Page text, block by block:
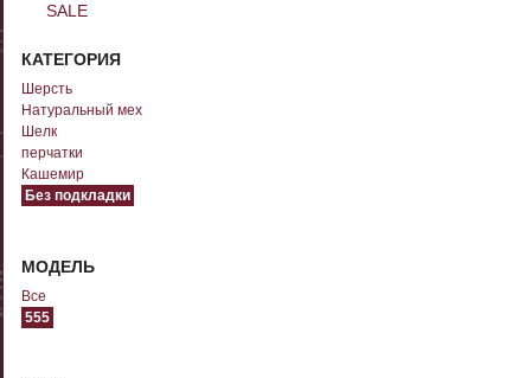
SALE
КАТЕГОРИЯ
Шерсть
Натуральный мех
Шелк
перчатки
Кашемир
Без подкладки
МОДЕЛЬ
Все
555